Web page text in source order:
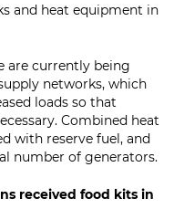
and heat equipment in
are currently being
networks, which
loads so that
Combined heat
with reserve fuel, and
number of generators.
received food kits in